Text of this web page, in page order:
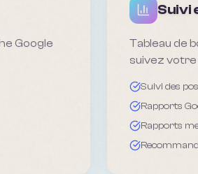
Google
Suivi
Tableau de
suivez votre
Suivi des
Rapports
Rapports